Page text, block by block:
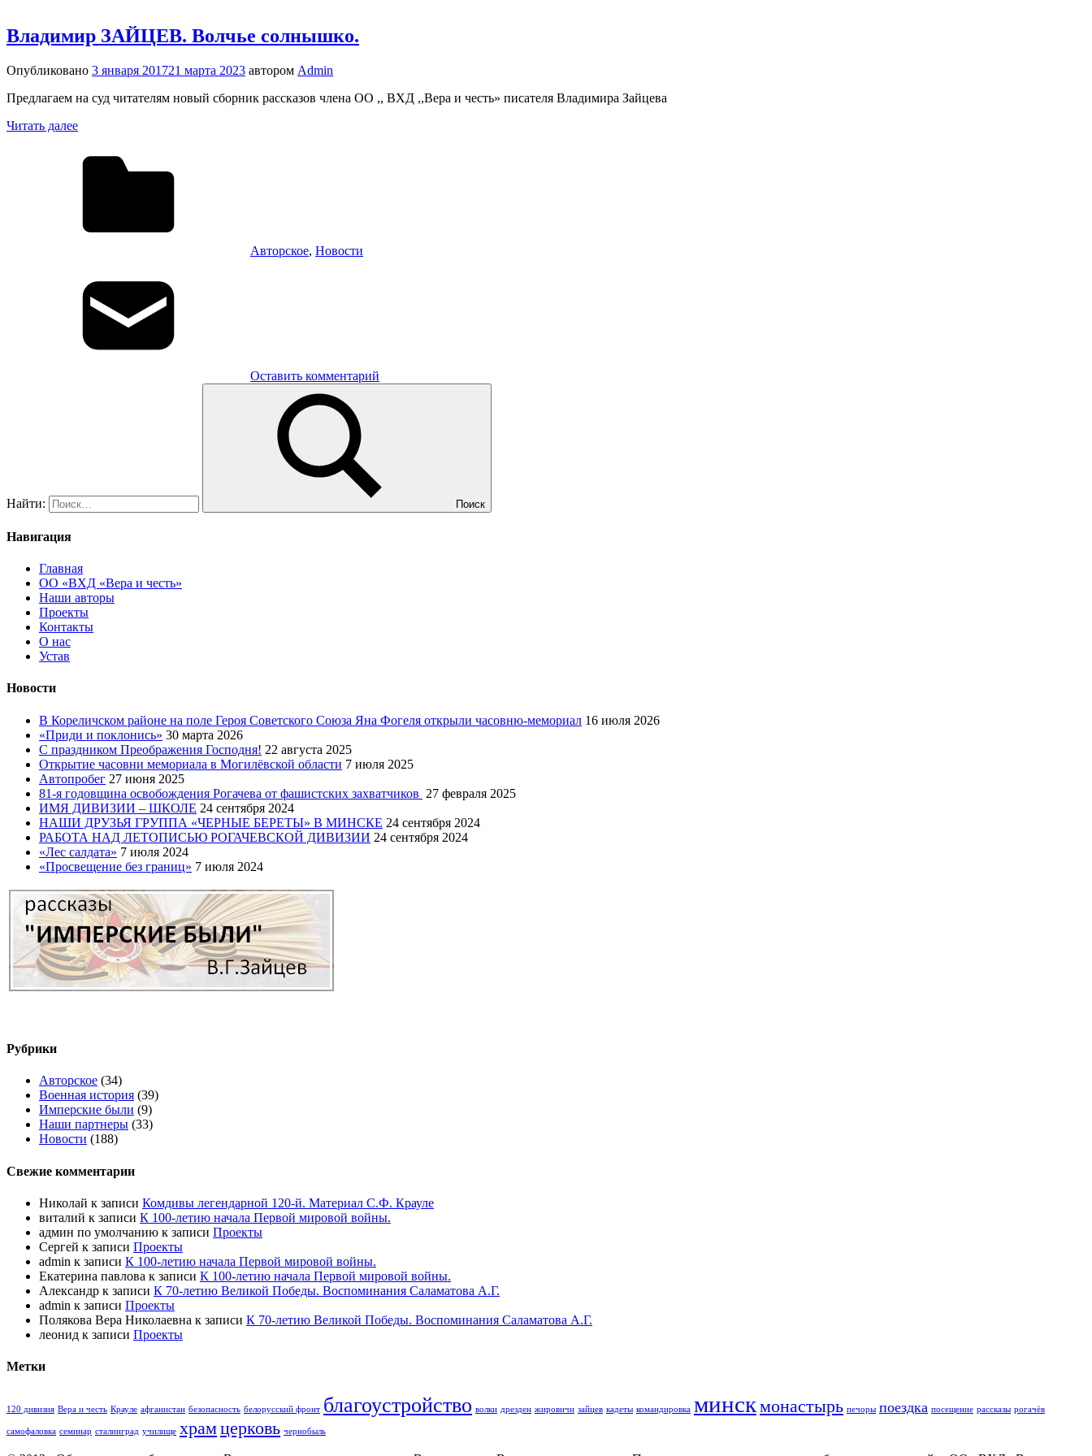
Владимир ЗАЙЦЕВ. Волчье солнышко.
Опубликовано 3 января 201721 марта 2023 автором Admin
Предлагаем на суд читателям новый сборник рассказов члена ОО ,, ВХД ,,Вера и честь» писателя Владимира Зайцева
Читать далее
Авторское, Новости
Оставить комментарий
Найти: Поиск
Навигация
Главная
ОО «ВХД «Вера и честь»
Наши авторы
Проекты
Контакты
О нас
Устав
Новости
В Кореличском районе на поле Героя Советского Союза Яна Фогеля открыли часовню-мемориал 16 июля 2026
«Приди и поклонись» 30 марта 2026
C праздником Преображения Господня! 22 августа 2025
Открытие часовни мемориала в Могилёвской области 7 июля 2025
Автопробег 27 июня 2025
81-я годовщина освобождения Рогачева от фашистских захватчиков 27 февраля 2025
ИМЯ ДИВИЗИИ – ШКОЛЕ 24 сентября 2024
НАШИ ДРУЗЬЯ ГРУППА «ЧЕРНЫЕ БЕРЕТЫ» В МИНСКЕ 24 сентября 2024
РАБОТА НАД ЛЕТОПИСЬЮ РОГАЧЕВСКОЙ ДИВИЗИИ 24 сентября 2024
«Лес салдата» 7 июля 2024
«Просвещение без границ» 7 июля 2024
Рубрики
Авторское (34)
Военная история (39)
Имперские были (9)
Наши партнеры (33)
Новости (188)
Свежие комментарии
Николай к записи Комдивы легендарной 120-й. Материал С.Ф. Крауле
виталий к записи К 100-летию начала Первой мировой войны.
админ по умолчанию к записи Проекты
Сергей к записи Проекты
admin к записи К 100-летию начала Первой мировой войны.
Екатерина павлова к записи К 100-летию начала Первой мировой войны.
Александр к записи К 70-летию Великой Победы. Воспоминания Саламатова А.Г.
admin к записи Проекты
Полякова Вера Николаевна к записи К 70-летию Великой Победы. Воспоминания Саламатова А.Г.
леонид к записи Проекты
Метки
120 дивизия Вера и честь Крауле афганистан безопасность белорусский фронт благоустройство волки дрезден жировичи зайцев кадеты командировка минскмонастырь печоры поездка посещение рассказы рогачёв
самофаловка семинар сталинград училище храмцерковь чернобыль